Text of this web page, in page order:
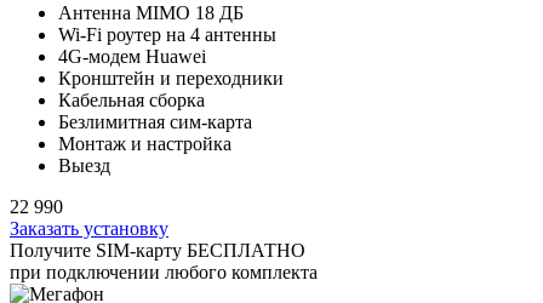
Антенна MIMO 18 ДБ
Wi-Fi роутер на 4 антенны
4G-модем Huawei
Кронштейн и переходники
Кабельная сборка
Безлимитная сим-карта
Монтаж и настройка
Выезд
22 990
Заказать установку
Получите SIM-карту БЕСПЛАТНО
при подключении любого комплекта